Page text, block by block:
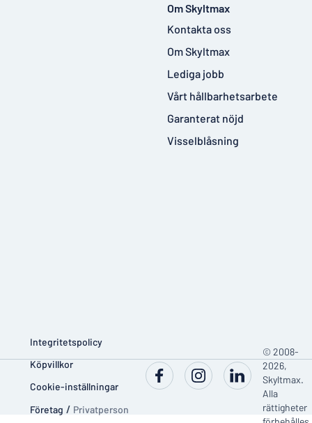
Om Skyltmax
Kontakta oss
Om Skyltmax
Lediga jobb
Vårt hållbarhetsarbete
Garanterat nöjd
Visselblåsning
Integritetspolicy
Köpvillkor
Cookie-inställningar
Företag / Privatperson
© 2008-
2026,
Skyltmax.
Alla
rättigheter